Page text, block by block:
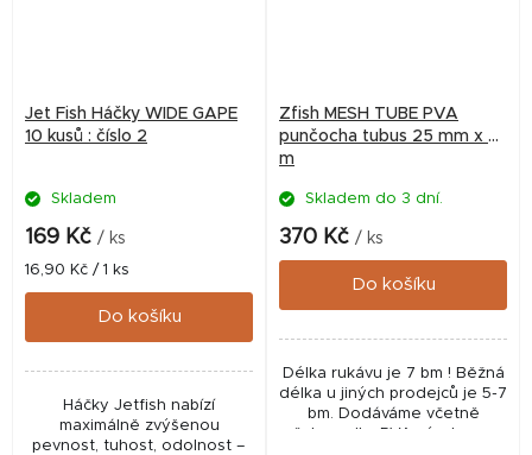
Jet Fish Háčky WIDE GAPE
10 kusů : číslo 2
Skladem
169 Kč / ks
Měrná
cena:
16,90 Kč / 1 ks
Do košíku
Háčky Jetfish nabízí
maximálně zvýšenou
pevnost, tuhost, odolnost –
Zfish MESH TUBE PVA
punčocha tubus 25 mm x 7
m
Skladem do 3 dní.
370 Kč / ks
Do košíku
Délka rukávu je 7 bm ! Běžná
délka u jiných prodejců je 5-7
bm. Dodáváme včetně
pěchovadla. PVA výrobeno v